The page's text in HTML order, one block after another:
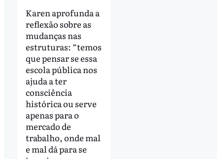
Karen aprofunda a
reflexão sobre as
mudanças nas
estruturas: “temos
que pensar se essa
escola pública nos
ajuda a ter
consciência
histórica ou serve
apenas para o
mercado de
trabalho, onde mal
e mal dá para se